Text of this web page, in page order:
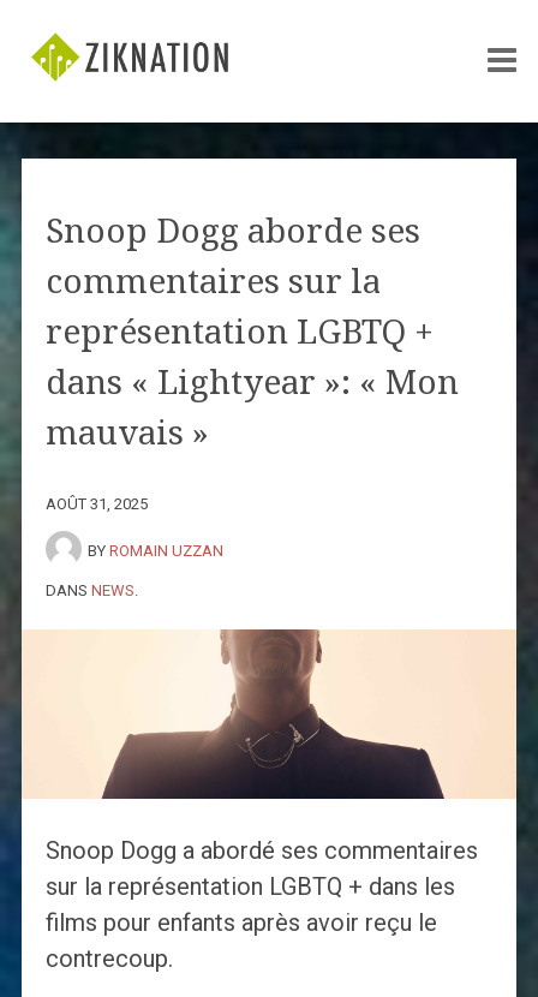
Snoop Dogg aborde ses
commentaires sur la
représentation LGBTQ +
dans « Lightyear »: « Mon
mauvais »
AOÛT 31, 2025
BY ROMAIN UZZAN
DANS NEWS
Snoop Dogg a abordé ses commentaires
sur la représentation LGBTQ + dans les
films pour enfants après avoir reçu le
contrecoup.